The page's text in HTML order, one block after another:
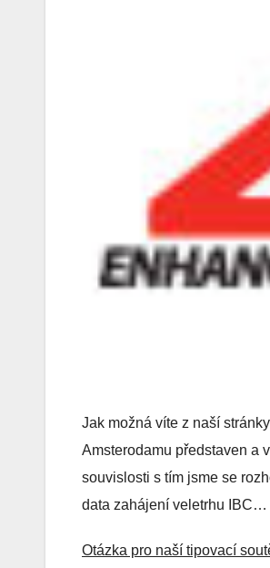
Jak možná víte z naší
Amsterodamu představen a
souvislosti s tím jsme se
data zahájení veletrhu IBC…
Otázka pro naší tipovací